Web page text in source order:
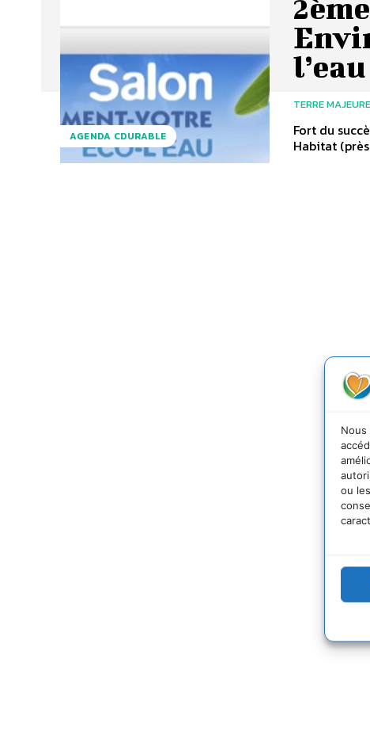
ou
AGENDA CDURABLE
l’eau
TERRE MAJEURE
Fort du
Habitat